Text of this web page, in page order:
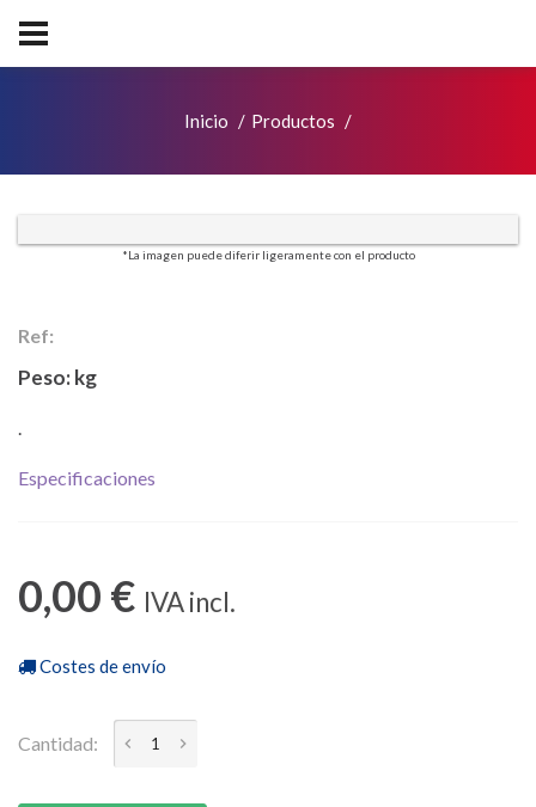
Inicio Productos
*La imagen puede diferir ligeramente con el producto
Ref:
Peso:kg
.
Especificaciones
0,00 € IVA incl.
Costes de envío
Cantidad: